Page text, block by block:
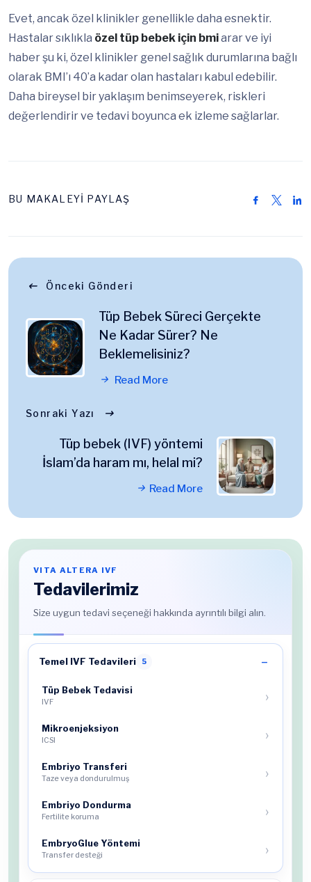
Evet, ancak özel klinikler genellikle daha esnektir.
Hastalar sıklıkla özel tüp bebek için bmiarar ve iyi
haber şu ki, özel klinikler genel sağlık durumlarına bağlı
olarak BMI’ı 40’a kadar olan hastaları kabul edebilir.
Daha bireysel bir yaklaşım benimseyerek, riskleri
değerlendirir ve tedavi boyunca ek izleme sağlarlar.
BU MAKALEYİ PAYLAŞ
Önceki Gönderi
Tüp Bebek Süreci Gerçekte
Ne Kadar Sürer? Ne
Beklemelisiniz?
Read More
Sonraki Yazı
Tüp bebek (IVF) yöntemi
İslam’da haram mı, helal mi?
Read More
VITA ALTERA IVF
Tedavilerimiz
Size uygun tedavi seçeneği hakkında ayrıntılı bilgi alın.
Temel IVF Tedavileri 5
Tüp Bebek Tedavisi
IVF
Mikroenjeksiyon
ICSI
Embriyo Transferi
Taze veya dondurulmuş
Embriyo Dondurma
Fertilite koruma
EmbryoGlue Yöntemi
Transfer desteği